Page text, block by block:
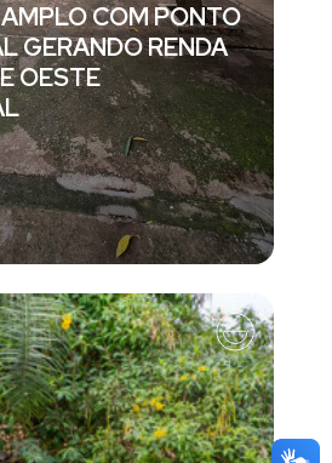
COM PONTO
GERANDO RENDA
OESTE